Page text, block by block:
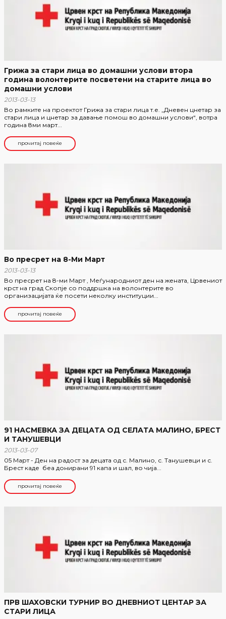
Грижа за стари лица во домашни услови втора
година волонтерите посветени на старите лица во
домашни услови
2013-03-13
Во рамките на проектот Грижа за стари лица т.е. „Дневен цнетар за
стари лица и цнетар за давање помош во домашни услови“, вотра
година 8ми март...
прочитај повеќе
Во пресрет на 8-Ми Март
2013-03-13
Во пресрет на 8-ми Март , Меѓународниот ден на жената, Црвениот
крст на град Скопје со поддршка на волонтерите во
организацијата ќе посети неколку институции...
прочитај повеќе
91 НАСМЕВКА ЗА ДЕЦАТА ОД СЕЛАТА МАЛИНО, БРЕСТ
И ТАНУШЕВЦИ
2013-03-07
05 Март - Ден на радост за децата од с. Малино, с. Танушевци и с.
Брест каде беа донирани 91 капа и шал, во чија...
прочитај повеќе
ПРВ ШАХОВСКИ ТУРНИР ВО ДНЕВНИОТ ЦЕНТАР ЗА
СТАРИ ЛИЦА